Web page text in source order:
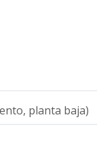
planta baja)